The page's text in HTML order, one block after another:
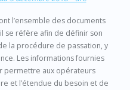
l’ensemble des documents
se réfère afin de définir son
la procédure de passation, y
Les informations fournies
permettre aux opérateurs
et l’étendue du besoin et de